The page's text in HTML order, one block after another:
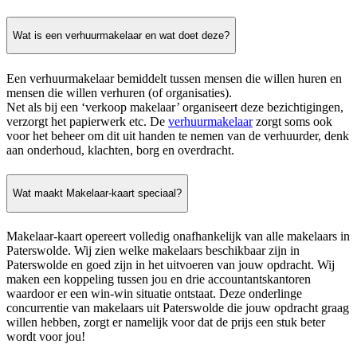
Wat is een verhuurmakelaar en wat doet deze?
Een verhuurmakelaar bemiddelt tussen mensen die willen huren en
mensen die willen verhuren (of organisaties).
Net als bij een ‘verkoop makelaar’ organiseert deze bezichtigingen,
verzorgt het papierwerk etc. De verhuurmakelaarzorgt soms ook
voor het beheer om dit uit handen te nemen van de verhuurder, denk
aan onderhoud, klachten, borg en overdracht.
Wat maakt Makelaar-kaart speciaal?
Makelaar-kaart opereert volledig onafhankelijk van alle makelaars in
Paterswolde. Wij zien welke makelaars beschikbaar zijn in
Paterswolde en goed zijn in het uitvoeren van jouw opdracht. Wij
maken een koppeling tussen jou en drie accountantskantoren
waardoor er een win-win situatie ontstaat. Deze onderlinge
concurrentie van makelaars uit Paterswolde die jouw opdracht graag
willen hebben, zorgt er namelijk voor dat de prijs een stuk beter
wordt voor jou!